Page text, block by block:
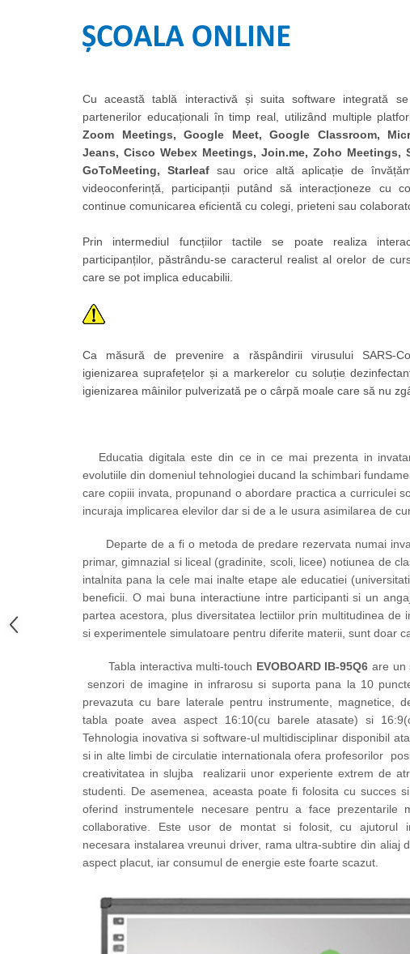
Tablete si Accesorii
Multifunctionale
Imprimante si Scanere 3D
Imprimante 3D
Videoconferinta si Colaborare
Boxe si Soundbar
Tehnologie Educationala
Kit Robotic Educational
Software Educational
Mobilier Invatamant
Mobilier Cresa si Gradinita
Mese gradinita
Mobilier Depozitare
Dulapuri si Cuiere
Mobilier Scolar
Set Banca si Scaune Elevi
Dulapuri,Biblioteci si Cuiere
Mobilier Laboratoare
Catedre si mese
Pupitre Seminarii
Scaune si Fotolii
Catedre,Mese,Birouri
Mobilier Laboratoare
Materiale Didactice
Materiale Didactice si Jocuri
Dezvoltarea limbajului
Truse de experimente pentru copii
Dezvoltare socio-emotionala
Cu această tablă interactivă și suita software integrată
partenerilor educaționali în timp real, utilizând multiple
Zoom Meetings, Google Meet, Google Classroom,
Jeans, Cisco Webex Meetings, Join.me, Zoho Meetings,
GoToMeeting, Starleafsau orice altă aplicație de
videoconferință, participanții putând să interacționeze cu
continue comunicarea eficientă cu colegi, prieteni sau
Prin intermediul funcțiilor tactile se poate realiza
participanților, păstrându-se caracterul realist al orelor de
care se pot implica educabilii.
Ca măsură de prevenire a răspândirii virusului SARS-
igienizarea suprafețelor și a markerelor cu soluție
igienizarea mâinilor pulverizată pe o cârpă moale care să nu
Educatia digitala este din ce in ce mai prezenta in
evolutiile din domeniul tehnologiei ducand la schimbari
care copiii invata, propunand o abordare practica a curriculei
incuraja implicarea elevilor dar si de a le usura asimilarea de
Departe de a fi o metoda de predare rezervata numai
primar, gimnazial si liceal (gradinite, scoli, licee) notiunea de
intalnita pana la cele mai inalte etape ale educatiei
beneficii. O mai buna interactiune intre participanti si un
partea acestora, plus diversitatea lectiilor prin multitudinea de
si experimentele simulatoare pentru diferite materii, sunt doar
Tabla interactiva multi-touch EVOBOARD IB-95Q6 are un
senzori de imagine in infrarosu si suporta pana la 10
prevazuta cu bare laterale pentru instrumente, magnetice,
tabla poate avea aspect 16:10(cu barele atasate) si
Tehnologia inovativa si software-ul multidisciplinar disponibil
si in alte limbi de circulatie internationala ofera profesorilor
creativitatea in slujba realizarii unor experiente extrem de
studenti.­­ De asemenea, aceasta poate fi folosita cu succes
oferind instrumentele necesare pentru a face prezentarile
collaborative. Este usor de montat si folosit, cu ajutorul
necesara instalarea vreunui driver, rama ultra-subtire din aliaj
aspect placut, iar consumul de energie este foarte scazut.